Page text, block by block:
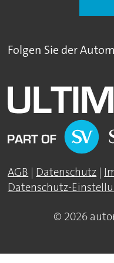
Folgen Sie der
AGB | Datenschutz |
Datenschutz-
© 2026